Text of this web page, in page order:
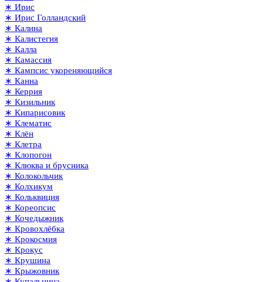
∗ Ирис
∗ Ирис Голландский
∗ Калина
∗ Калистегия
∗ Калла
∗ Камассия
∗ Кампсис укореняющийся
∗ Канна
∗ Керрия
∗ Кизильник
∗ Кипарисовик
∗ Клематис
∗ Клён
∗ Клетра
∗ Клопогон
∗ Клюква и брусника
∗ Колокольчик
∗ Колхикум
∗ Кольквиция
∗ Кореопсис
∗ Кочедыжник
∗ Кровохлёбка
∗ Крокосмия
∗ Крокус
∗ Крушина
∗ Крыжовник